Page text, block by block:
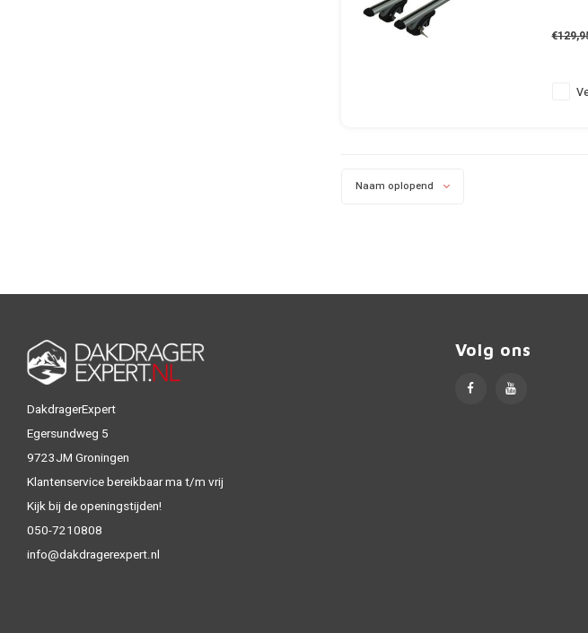
Naam oplopend
DakdragerExpert
Egersundweg 5
9723JM Groningen
Klantenservice bereikbaar ma t/m vrij
Kijk bij de openingstijden!
050-7210808
info@dakdragerexpert.nl
Volg ons